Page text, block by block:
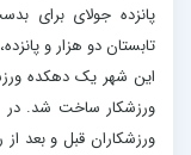
پانزده جولای برای
تابستان دو هزار و
این شهر یک دهکده
ورزشکار ساخت شد. در
ورزشکاران قبل و بعد